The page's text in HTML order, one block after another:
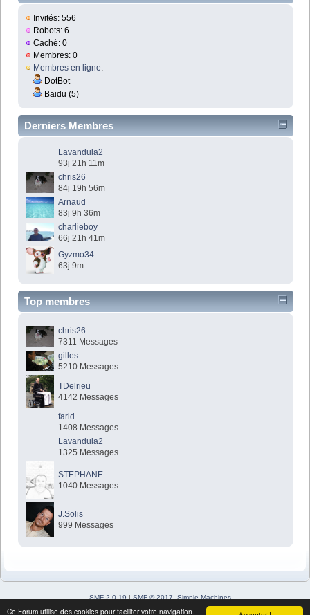
Ce Forum utilise des cookies pour faciliter votre navigation.
Invités: 556
Robots: 6
Caché: 0
Membres: 0
Membres en ligne:
DotBot
Baidu (5)
Derniers Membres
Lavandula2
93j 21h 11m
chris26
84j 19h 56m
Arnaud
83j 9h 36m
charlieboy
66j 21h 41m
Gyzmo34
63j 9m
Top membres
chris26
7311 Messages
gilles
5210 Messages
TDelrieu
4142 Messages
farid
1408 Messages
Lavandula2
1325 Messages
STEPHANE
1040 Messages
J.Solis
999 Messages
SMF 2.0.19 | SMF © 2017
Simple Machines
Simple Audio Video Embedder